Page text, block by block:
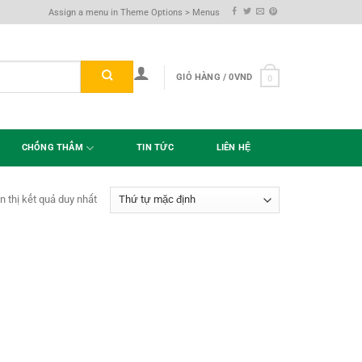
Assign a menu in Theme Options > Menus
GIỎ HÀNG /0VND 0
CHỐNG THẤM TIN TỨC LIÊN HỆ
thị kết quả duy nhất